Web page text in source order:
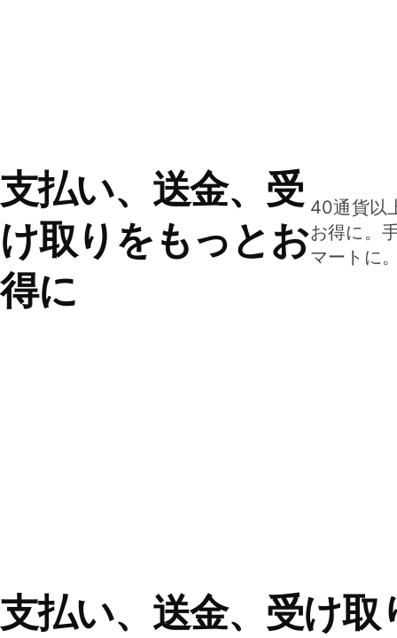
支払い、送金、受
け取りをもっとお
得に
40通貨以
お得に。
マートに
支払い、送金、受け取